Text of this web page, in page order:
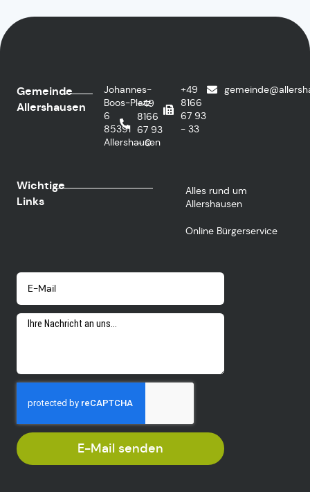
Gemeinde
Allershausen
Johannes-
Boos-Platz
6
85391
Allershausen
+49
8166
67 93
- 0
+49
8166
67 93
- 33
Wichtige
Links
Alles rund um
Allershausen
Online Bürgerservice
E-Mail senden